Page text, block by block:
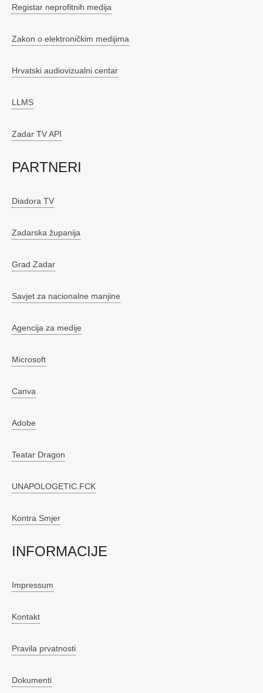
Registar neprofitnih medija
Zakon o elektroničkim medijima
Hrvatski audiovizualni centar
LLMS
Zadar TV API
PARTNERI
Diadora TV
Zadarska županija
Grad Zadar
Savjet za nacionalne manjine
Agencija za medije
Microsoft
Canva
Adobe
Teatar Dragon
UNAPOLOGETIC.FCK
Kontra Smjer
INFORMACIJE
Impressum
Kontakt
Pravila prvatnosti
Dokumenti